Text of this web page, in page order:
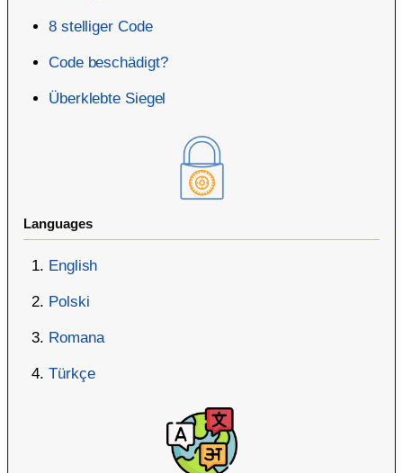
8 stelliger Code
Code beschädigt?
Überklebte Siegel
Languages
English
Polski
Romana
Türkçe